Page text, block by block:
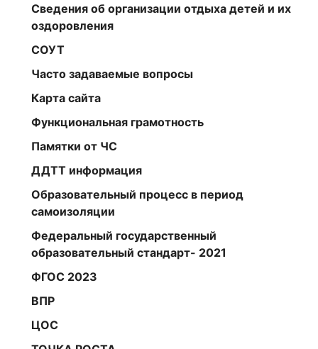
Сведения об организации отдыха детей и их
оздоровления
СОУТ
Часто задаваемые вопросы
Карта сайта
Функциональная грамотность
Памятки от ЧС
ДДТТ информация
Образовательный процесс в период
самоизоляции
Федеральный государственный
образовательный стандарт- 2021
ФГОС 2023
ВПР
ЦОС